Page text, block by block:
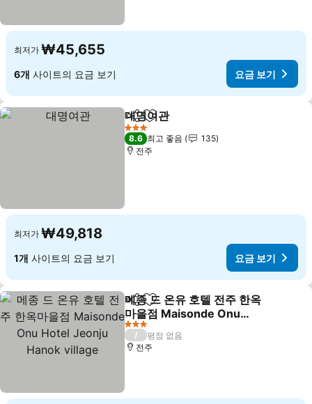
최저가 ₩45,655
6개 사이트의 요금 보기 요금 보기
공유 즐겨찾기에 추가
대명여관
3 성급
8.6 최고 좋음
135
전주
최저가 ₩49,818
1개 사이트의 요금 보기 요금 보기
공유 즐겨찾기에 추가
메종 드 온유 호텔 전주 한옥
마을점 Maisonde Onu
Hotel Jeonju Hanok
village
요금 보기
3 성급
/
평점 없음
전주